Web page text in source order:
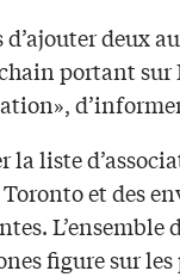
deux
portant sur
la liste
et des
L’ensemble
figure sur les